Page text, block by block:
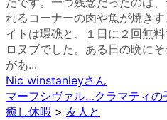
れるコーナーの肉や魚が焼き
イトは環礁と、１日に２回無
ロヌブでした。ある日の晩に
があ...
Nic winstanleyさん
マーフシヴァル…クラマティの
癒し休暇 > 友人と